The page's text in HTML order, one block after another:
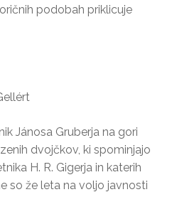
podobah priklicuje
Jánosa Gruberja na gori
dvojčkov, ki spominjajo
H. R. Gigerja in katerih
so že leta na voljo javnosti